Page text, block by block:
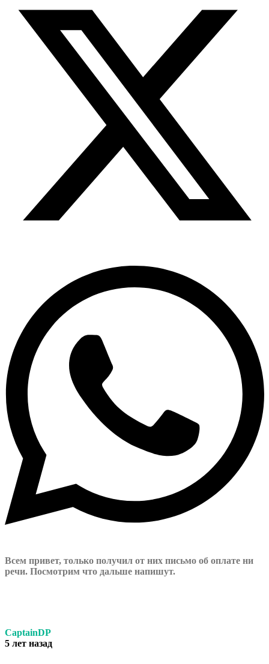
Всем привет, только получил от них письмо об оплате ни
речи. Посмотрим что дальше напишут.
CaptainDP
5 лет назад